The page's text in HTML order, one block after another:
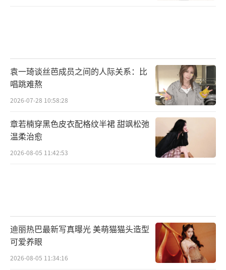
袁一琦谈丝芭成员之间的人际关系：比
唱跳难熬
2026-07-28 10:58:28
章若楠穿黑色皮衣配格纹半裙 甜飒松弛
温柔治愈
2026-08-05 11:42:53
迪丽热巴最新写真曝光 美萌猫猫头造型
可爱养眼
2026-08-05 11:34:16